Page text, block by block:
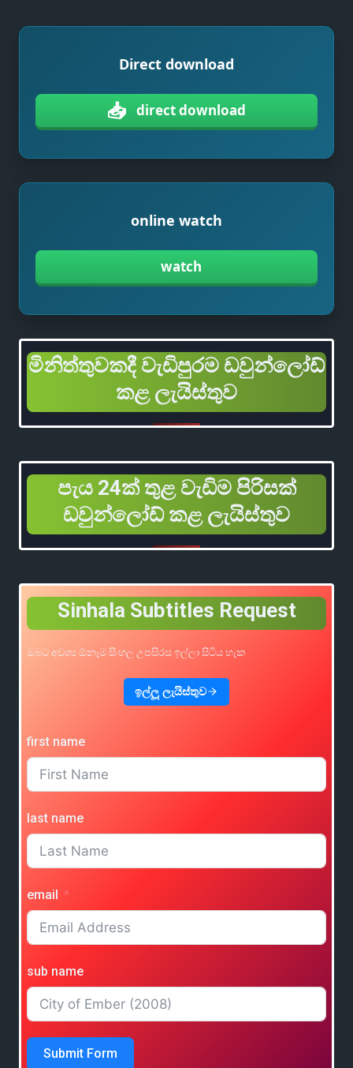
Direct download
📥 direct download
online watch
watch
මිනිත්තුවකදී වැඩිපුරම ඩවුන්ලෝඩ්
කළ ලැයිස්තුව
පැය 24ක් තුළ වැඩිම පිරිසක්
ඩවුන්ලෝඩ් කළ ලැයිස්තුව
Sinhala Subtitles Request
ඔබට අවශ්‍ය ඕනෑම සිංහල උපසිරස ඉල්ලා සිටිය හැක
ඉල්ලූ ලැයිස්තුව
first name
last name
email
sub name
Submit Form